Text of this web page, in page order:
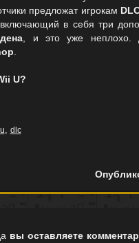
предложат игрокам
в себя три
, и это уже неплохо.
U?
, dlc
вы оставляете